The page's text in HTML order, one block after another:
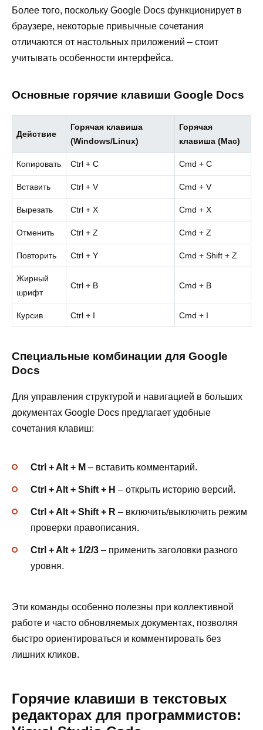
Более того, поскольку Google Docs функционирует в
браузере, некоторые привычные сочетания
отличаются от настольных приложений – стоит
учитывать особенности интерфейса.
Основные горячие клавиши Google Docs
Действие
Горячая клавиша
(Windows/Linux)
Горячая
клавиша (Mac)
Копировать Ctrl + C Cmd + C
Вставить Ctrl + V Cmd + V
Вырезать Ctrl + X Cmd + X
Отменить Ctrl + Z Cmd + Z
Повторить Ctrl + Y Cmd + Shift + Z
Жирный
шрифт
Ctrl + B Cmd + B
Курсив Ctrl + I Cmd + I
Специальные комбинации для Google
Docs
Для управления структурой и навигацией в больших
документах Google Docs предлагает удобные
сочетания клавиш:
Ctrl + Alt + M – вставить комментарий.
Ctrl + Alt + Shift + H – открыть историю версий.
Ctrl + Alt + Shift + R – включить/выключить режим
проверки правописания.
Ctrl + Alt + 1/2/3 – применить заголовки разного
уровня.
Эти команды особенно полезны при коллективной
работе и часто обновляемых документах, позволяя
быстро ориентироваться и комментировать без
лишних кликов.
Горячие клавиши в текстовых
редакторах для программистов: